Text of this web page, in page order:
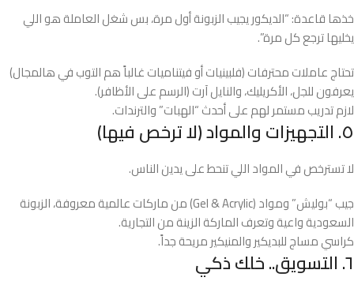
خذها قاعدة: “الديكور يجيب الزبونة أول مرة، بس شغل العاملة هو اللي
يخليها ترجع كل مرة”.
تحتاج عاملات محترفات (فلبينيات أو فيتناميات غالباً هم التوب في هالمجال)
يعرفون للجل، الأكريليك، والنايل آرت (الرسم على الأظافر).
لازم تدريب مستمر لهم على أحدث “الهبات” والترندات.
٥. التجهيزات والمواد (لا ترخص فيها)
لا تسترخص في المواد اللي تنحط على يدين الناس.
جيب “بوليش” ومواد (Gel & Acrylic) من ماركات عالمية معروفة، الزبونة
السعودية واعية وتعرف الماركة الزينة من التجارية.
كراسي مساج للبديكير والمنيكير مريحة جداً.
٦. التسويق.. خلك ذكي